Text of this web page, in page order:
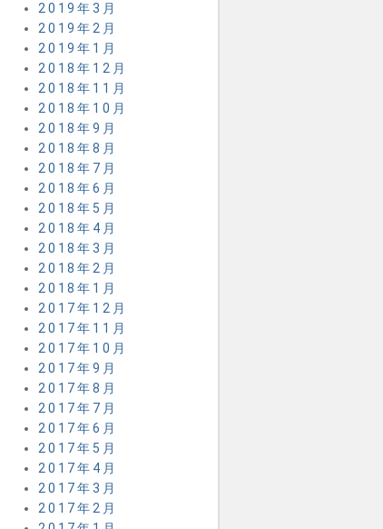
2019年3月
2019年2月
2019年1月
2018年12月
2018年11月
2018年10月
2018年9月
2018年8月
2018年7月
2018年6月
2018年5月
2018年4月
2018年3月
2018年2月
2018年1月
2017年12月
2017年11月
2017年10月
2017年9月
2017年8月
2017年7月
2017年6月
2017年5月
2017年4月
2017年3月
2017年2月